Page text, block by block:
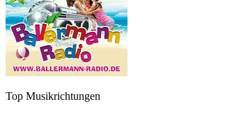
Top Musikrichtungen